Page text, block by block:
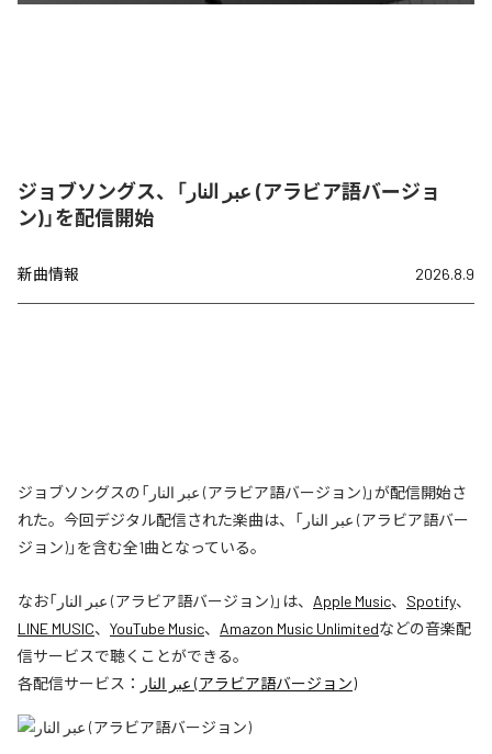
ジョブソングス、「عبر النار (アラビア語バージョ
ン)」を配信開始
新曲情報 2026.8.9
ジョブソングスの「عبر النار (アラビア語バージョン)」が配信開始さ
れた。今回デジタル配信された楽曲は、「عبر النار (アラビア語バー
ジョン)」を含む全1曲となっている。
なお「 عبر النار (アラビア語バージョン)」は、 Apple Music、 Spotify、
LINE MUSIC、 YouTube Music、 Amazon Music Unlimitedなどの音楽配
信サービスで聴くことができる。
各配信サービス：
عبر النار (アラビア語バージョン)